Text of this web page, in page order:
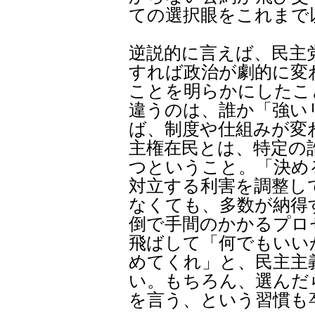
ての選択眼をこれま
逆説的に言えば、民主
すれば政治が劇的に変
ことを明らかにした
違うのは、誰か「強
ば、制度や仕組みが
主権在民とは、特定
つということ。「決
対立する利害を調整
なくても、多数が納
倒で手間のかかるプ
飛ばして「何でもい
めてくれ」と、民主
い。もちろん、選ん
を言う、という習慣